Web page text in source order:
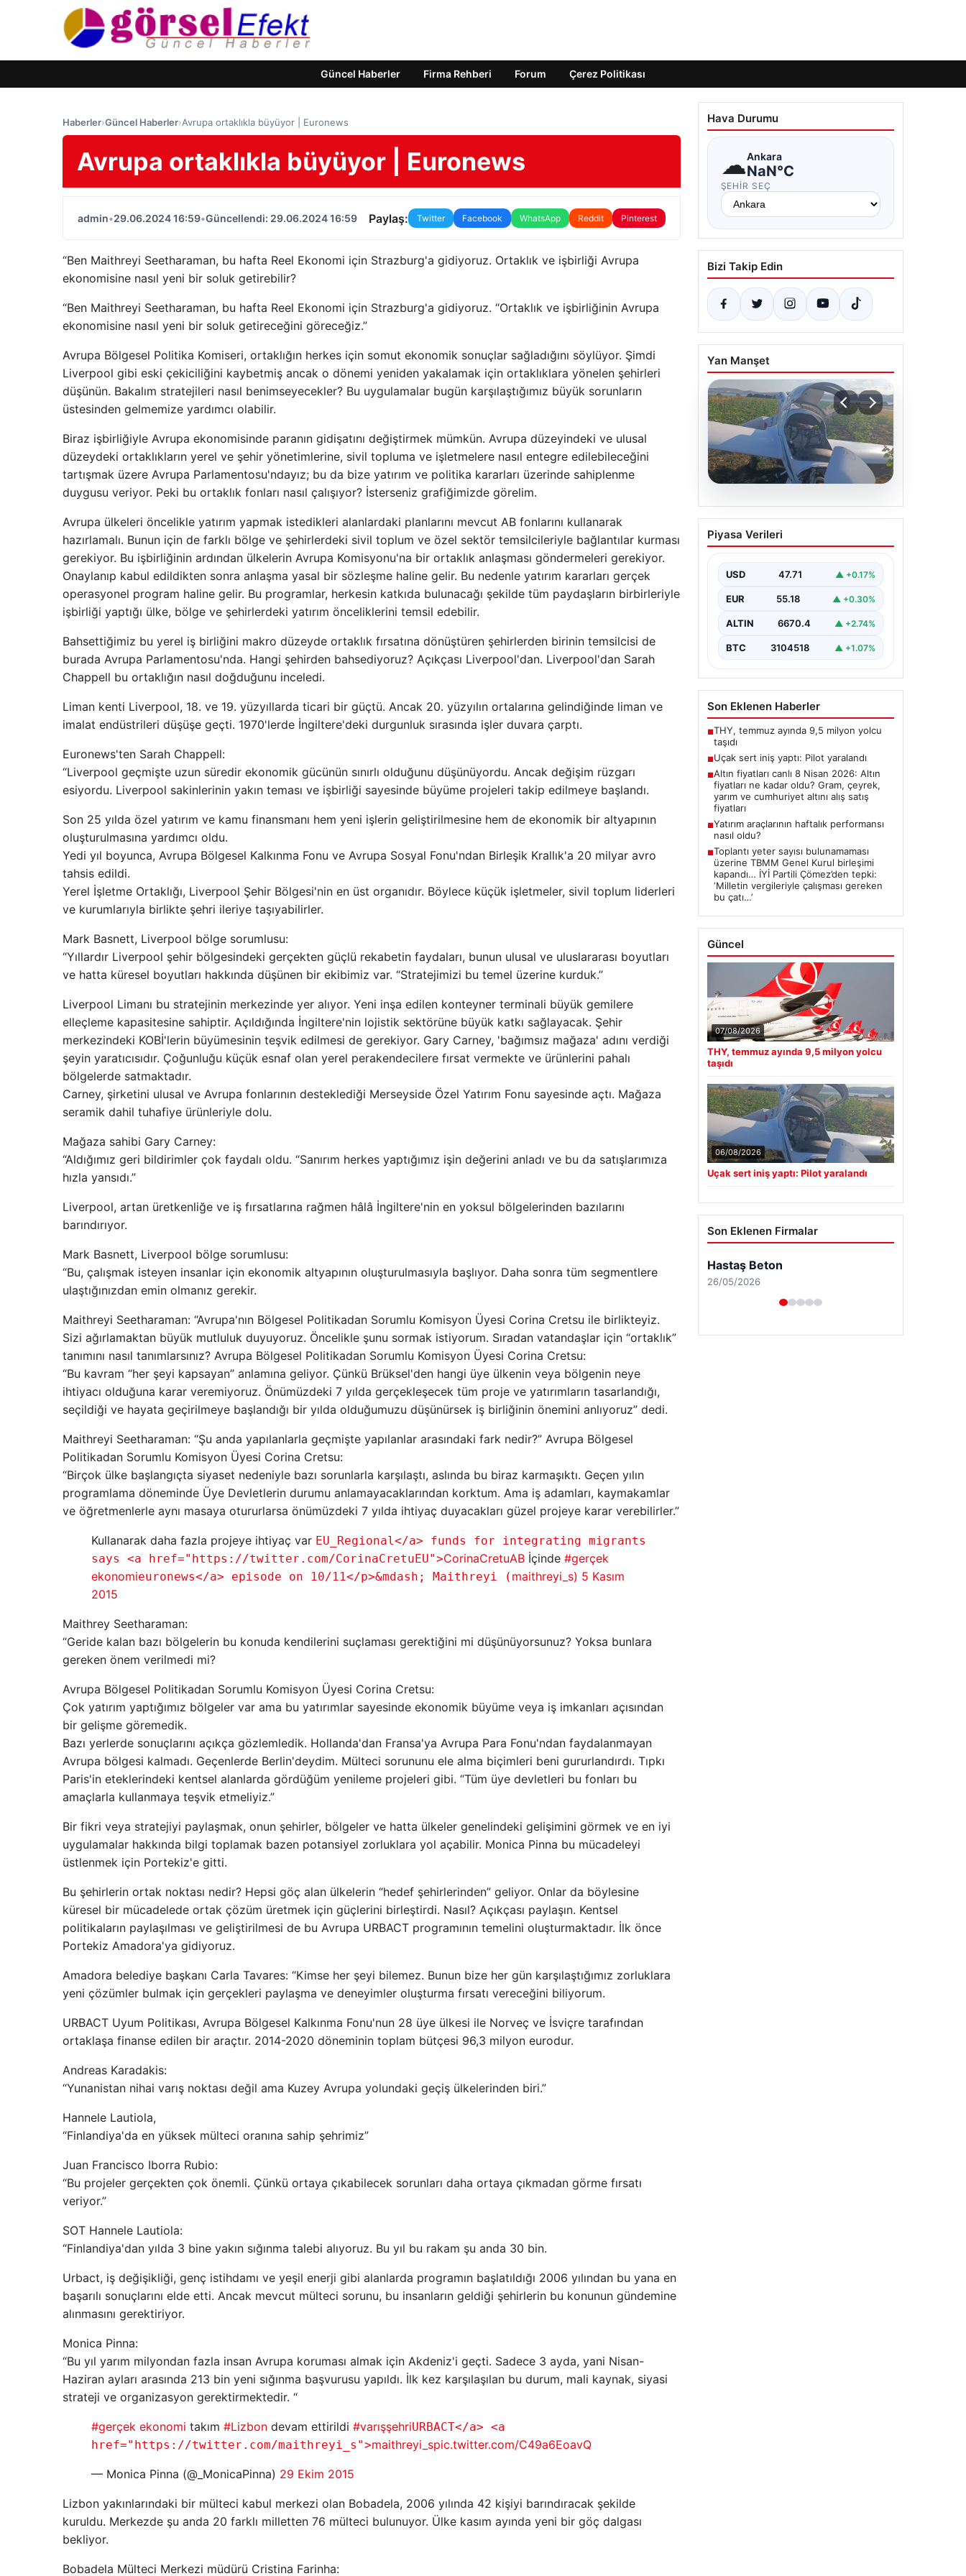
Güncel Haberler Firma Rehberi Forum Çerez Politikası
Haberler›Güncel Haberler›Avrupa ortaklıkla büyüyor | Euronews
Avrupa ortaklıkla büyüyor | Euronews
admin•29.06.2024 16:59•Güncellendi: 29.06.2024 16:59 Paylaş: Twitter Facebook WhatsApp Reddit Pinterest
“Ben Maithreyi Seetharaman, bu hafta Reel Ekonomi için Strazburg'a gidiyoruz. Ortaklık ve işbirliği Avrupa
ekonomisine nasıl yeni bir soluk getirebilir?
“Ben Maithreyi Seetharaman, bu hafta Reel Ekonomi için Strazburg'a gidiyoruz. “Ortaklık ve işbirliğinin Avrupa
ekonomisine nasıl yeni bir soluk getireceğini göreceğiz.”
Avrupa Bölgesel Politika Komiseri, ortaklığın herkes için somut ekonomik sonuçlar sağladığını söylüyor. Şimdi
Liverpool gibi eski çekiciliğini kaybetmiş ancak o dönemi yeniden yakalamak için ortaklıklara yönelen şehirleri
düşünün. Bakalım stratejileri nasıl benimseyecekler? Bu uygulamalar bugün karşılaştığımız büyük sorunların
üstesinden gelmemize yardımcı olabilir.
Biraz işbirliğiyle Avrupa ekonomisinde paranın gidişatını değiştirmek mümkün. Avrupa düzeyindeki ve ulusal
düzeydeki ortaklıkların yerel ve şehir yönetimlerine, sivil topluma ve işletmelere nasıl entegre edilebileceğini
tartışmak üzere Avrupa Parlamentosu'ndayız; bu da bize yatırım ve politika kararları üzerinde sahiplenme
duygusu veriyor. Peki bu ortaklık fonları nasıl çalışıyor? İsterseniz grafiğimizde görelim.
Avrupa ülkeleri öncelikle yatırım yapmak istedikleri alanlardaki planlarını mevcut AB fonlarını kullanarak
hazırlamalı. Bunun için de farklı bölge ve şehirlerdeki sivil toplum ve özel sektör temsilcileriyle bağlantılar kurması
gerekiyor. Bu işbirliğinin ardından ülkelerin Avrupa Komisyonu'na bir ortaklık anlaşması göndermeleri gerekiyor.
Onaylanıp kabul edildikten sonra anlaşma yasal bir sözleşme haline gelir. Bu nedenle yatırım kararları gerçek
operasyonel program haline gelir. Bu programlar, herkesin katkıda bulunacağı şekilde tüm paydaşların birbirleriyle
işbirliği yaptığı ülke, bölge ve şehirlerdeki yatırım önceliklerini temsil edebilir.
Bahsettiğimiz bu yerel iş birliğini makro düzeyde ortaklık fırsatına dönüştüren şehirlerden birinin temsilcisi de
burada Avrupa Parlamentosu'nda. Hangi şehirden bahsediyoruz? Açıkçası Liverpool'dan. Liverpool'dan Sarah
Chappell bu ortaklığın nasıl doğduğunu inceledi.
Liman kenti Liverpool, 18. ve 19. yüzyıllarda ticari bir güçtü. Ancak 20. yüzyılın ortalarına gelindiğinde liman ve
imalat endüstrileri düşüşe geçti. 1970'lerde İngiltere'deki durgunluk sırasında işler duvara çarptı.
Euronews'ten Sarah Chappell:
“Liverpool geçmişte uzun süredir ekonomik gücünün sınırlı olduğunu düşünüyordu. Ancak değişim rüzgarı
esiyordu. Liverpool sakinlerinin yakın teması ve işbirliği sayesinde büyüme projeleri takip edilmeye başlandı.
Son 25 yılda özel yatırım ve kamu finansmanı hem yeni işlerin geliştirilmesine hem de ekonomik bir altyapının
oluşturulmasına yardımcı oldu.
Yedi yıl boyunca, Avrupa Bölgesel Kalkınma Fonu ve Avrupa Sosyal Fonu'ndan Birleşik Krallık'a 20 milyar avro
tahsis edildi.
Yerel İşletme Ortaklığı, Liverpool Şehir Bölgesi'nin en üst organıdır. Böylece küçük işletmeler, sivil toplum liderleri
ve kurumlarıyla birlikte şehri ileriye taşıyabilirler.
Mark Basnett, Liverpool bölge sorumlusu:
“Yıllardır Liverpool şehir bölgesindeki gerçekten güçlü rekabetin faydaları, bunun ulusal ve uluslararası boyutları
ve hatta küresel boyutları hakkında düşünen bir ekibimiz var. “Stratejimizi bu temel üzerine kurduk.”
Liverpool Limanı bu stratejinin merkezinde yer alıyor. Yeni inşa edilen konteyner terminali büyük gemilere
elleçleme kapasitesine sahiptir. Açıldığında İngiltere'nin lojistik sektörüne büyük katkı sağlayacak. Şehir
merkezindeki KOBİ'lerin büyümesinin teşvik edilmesi de gerekiyor. Gary Carney, 'bağımsız mağaza' adını verdiği
şeyin yaratıcısıdır. Çoğunluğu küçük esnaf olan yerel perakendecilere fırsat vermekte ve ürünlerini pahalı
bölgelerde satmaktadır.
Carney, şirketini ulusal ve Avrupa fonlarının desteklediği Merseyside Özel Yatırım Fonu sayesinde açtı. Mağaza
seramik dahil tuhafiye ürünleriyle dolu.
Mağaza sahibi Gary Carney:
“Aldığımız geri bildirimler çok faydalı oldu. “Sanırım herkes yaptığımız işin değerini anladı ve bu da satışlarımıza
hızla yansıdı.”
Liverpool, artan üretkenliğe ve iş fırsatlarına rağmen hâlâ İngiltere'nin en yoksul bölgelerinden bazılarını
barındırıyor.
Mark Basnett, Liverpool bölge sorumlusu:
“Bu, çalışmak isteyen insanlar için ekonomik altyapının oluşturulmasıyla başlıyor. Daha sonra tüm segmentlere
ulaştığınızdan emin olmanız gerekir.
Maithreyi Seetharaman: “Avrupa'nın Bölgesel Politikadan Sorumlu Komisyon Üyesi Corina Cretsu ile birlikteyiz.
Sizi ağırlamaktan büyük mutluluk duyuyoruz. Öncelikle şunu sormak istiyorum. Sıradan vatandaşlar için “ortaklık”
tanımını nasıl tanımlarsınız? Avrupa Bölgesel Politikadan Sorumlu Komisyon Üyesi Corina Cretsu:
“Bu kavram “her şeyi kapsayan” anlamına geliyor. Çünkü Brüksel'den hangi üye ülkenin veya bölgenin neye
ihtiyacı olduğuna karar veremiyoruz. Önümüzdeki 7 yılda gerçekleşecek tüm proje ve yatırımların tasarlandığı,
seçildiği ve hayata geçirilmeye başlandığı bir yılda olduğumuzu düşünürsek iş birliğinin önemini anlıyoruz” dedi.
Maithreyi Seetharaman: “Şu anda yapılanlarla geçmişte yapılanlar arasındaki fark nedir?” Avrupa Bölgesel
Politikadan Sorumlu Komisyon Üyesi Corina Cretsu:
“Birçok ülke başlangıçta siyaset nedeniyle bazı sorunlarla karşılaştı, aslında bu biraz karmaşıktı. Geçen yılın
programlama döneminde Üye Devletlerin durumu anlamayacaklarından korktum. Ama iş adamları, kaymakamlar
ve öğretmenlerle aynı masaya otururlarsa önümüzdeki 7 yılda ihtiyaç duyacakları güzel projeye karar verebilirler.”
Kullanarak daha fazla projeye ihtiyaç var EU_Regional</a> funds for integrating migrants
says <a href="https://twitter.com/CorinaCretuEU">CorinaCretuAB İçinde #gerçek
ekonomieuronews</a> episode on 10/11</p>&mdash; Maithreyi ( maithreyi_s) 5 Kasım
2015
Maithrey Seetharaman:
“Geride kalan bazı bölgelerin bu konuda kendilerini suçlaması gerektiğini mi düşünüyorsunuz? Yoksa bunlara
gereken önem verilmedi mi?
Avrupa Bölgesel Politikadan Sorumlu Komisyon Üyesi Corina Cretsu:
Çok yatırım yaptığımız bölgeler var ama bu yatırımlar sayesinde ekonomik büyüme veya iş imkanları açısından
bir gelişme göremedik.
Bazı yerlerde sonuçlarını açıkça gözlemledik. Hollanda'dan Fransa'ya Avrupa Para Fonu'ndan faydalanmayan
Avrupa bölgesi kalmadı. Geçenlerde Berlin'deydim. Mülteci sorununu ele alma biçimleri beni gururlandırdı. Tıpkı
Paris'in eteklerindeki kentsel alanlarda gördüğüm yenileme projeleri gibi. “Tüm üye devletleri bu fonları bu
amaçlarla kullanmaya teşvik etmeliyiz.”
Bir fikri veya stratejiyi paylaşmak, onun şehirler, bölgeler ve hatta ülkeler genelindeki gelişimini görmek ve en iyi
uygulamalar hakkında bilgi toplamak bazen potansiyel zorluklara yol açabilir. Monica Pinna bu mücadeleyi
üstlenmek için Portekiz'e gitti.
Bu şehirlerin ortak noktası nedir? Hepsi göç alan ülkelerin “hedef şehirlerinden” geliyor. Onlar da böylesine
küresel bir mücadelede ortak çözüm üretmek için güçlerini birleştirdi. Nasıl? Açıkçası paylaşın. Kentsel
politikaların paylaşılması ve geliştirilmesi de bu Avrupa URBACT programının temelini oluşturmaktadır. İlk önce
Portekiz Amadora'ya gidiyoruz.
Amadora belediye başkanı Carla Tavares: “Kimse her şeyi bilemez. Bunun bize her gün karşılaştığımız zorluklara
yeni çözümler bulmak için gerçekleri paylaşma ve deneyimler oluşturma fırsatı vereceğini biliyorum.
URBACT Uyum Politikası, Avrupa Bölgesel Kalkınma Fonu'nun 28 üye ülkesi ile Norveç ve İsviçre tarafından
ortaklaşa finanse edilen bir araçtır. 2014-2020 döneminin toplam bütçesi 96,3 milyon eurodur.
Andreas Karadakis:
“Yunanistan nihai varış noktası değil ama Kuzey Avrupa yolundaki geçiş ülkelerinden biri.”
Hannele Lautiola,
“Finlandiya'da en yüksek mülteci oranına sahip şehrimiz”
Juan Francisco Iborra Rubio:
“Bu projeler gerçekten çok önemli. Çünkü ortaya çıkabilecek sorunları daha ortaya çıkmadan görme fırsatı
veriyor.”
SOT Hannele Lautiola:
“Finlandiya'dan yılda 3 bine yakın sığınma talebi alıyoruz. Bu yıl bu rakam şu anda 30 bin.
Urbact, iş değişikliği, genç istihdamı ve yeşil enerji gibi alanlarda programın başlatıldığı 2006 yılından bu yana en
başarılı sonuçlarını elde etti. Ancak mevcut mülteci sorunu, bu insanların geldiği şehirlerin bu konunun gündemine
alınmasını gerektiriyor.
Monica Pinna:
“Bu yıl yarım milyondan fazla insan Avrupa koruması almak için Akdeniz'i geçti. Sadece 3 ayda, yani Nisan-
Haziran ayları arasında 213 bin yeni sığınma başvurusu yapıldı. İlk kez karşılaşılan bu durum, mali kaynak, siyasi
strateji ve organizasyon gerektirmektedir. “
#gerçek ekonomi takım #Lizbon devam ettirildi #varışşehriURBACT</a> <a
href="https://twitter.com/maithreyi_s">maithreyi_spic.twitter.com/C49a6EoavQ
— Monica Pinna (@_MonicaPinna) 29 Ekim 2015
Lizbon yakınlarındaki bir mülteci kabul merkezi olan Bobadela, 2006 yılında 42 kişiyi barındıracak şekilde
kuruldu. Merkezde şu anda 20 farklı milletten 76 mülteci bulunuyor. Ülke kasım ayında yeni bir göç dalgası
bekliyor.
Bobadela Mülteci Merkezi müdürü Cristina Farinha:
Hava Durumu
☁Ankara
NaN°C
ŞEHIR SEÇ
Bizi Takip Edin
Yan Manşet
06.08.2026
Uçak sert iniş yaptı:
Pilot yaralandı
Piyasa Verileri
USD 47.71 ▲ +0.17%
EUR 55.18 ▲ +0.30%
ALTIN 6670.4 ▲ +2.74%
BTC 3104518 ▲ +1.07%
Son Eklenen Haberler
■THY, temmuz ayında 9,5 milyon yolcu
taşıdı
■Uçak sert iniş yaptı: Pilot yaralandı
■Altın fiyatları canlı 8 Nisan 2026: Altın
fiyatları ne kadar oldu? Gram, çeyrek,
yarım ve cumhuriyet altını alış satış
fiyatları
■Yatırım araçlarının haftalık performansı
nasıl oldu?
■Toplantı yeter sayısı bulunamaması
üzerine TBMM Genel Kurul birleşimi
kapandı… İYİ Partili Çömez’den tepki:
‘Milletin vergileriyle çalışması gereken
bu çatı…’
Güncel
07/08/2026
THY, temmuz ayında 9,5 milyon yolcu
taşıdı
06/08/2026
Uçak sert iniş yaptı: Pilot yaralandı
Son Eklenen Firmalar